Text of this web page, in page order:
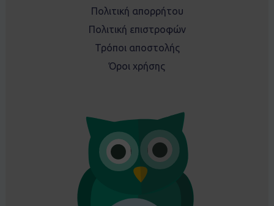
Πολιτική απορρήτου
Πολιτική επιστροφών
Τρόποι αποστολής
Όροι χρήσης